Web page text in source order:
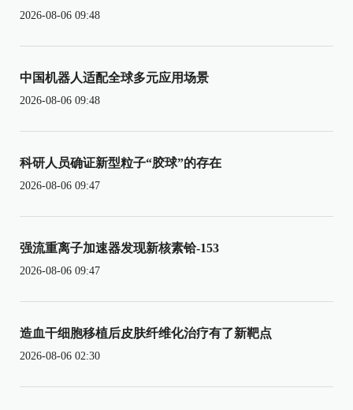
2026-08-06 09:48
中国机器人适配全球多元应用场景
2026-08-06 09:48
科研人员确证新型粒子“胶球”的存在
2026-08-06 09:47
强流重离子加速器发现新核素铪-153
2026-08-06 09:47
造血干细胞移植后皮肤纤维化治疗有了新靶点
2026-08-06 02:30